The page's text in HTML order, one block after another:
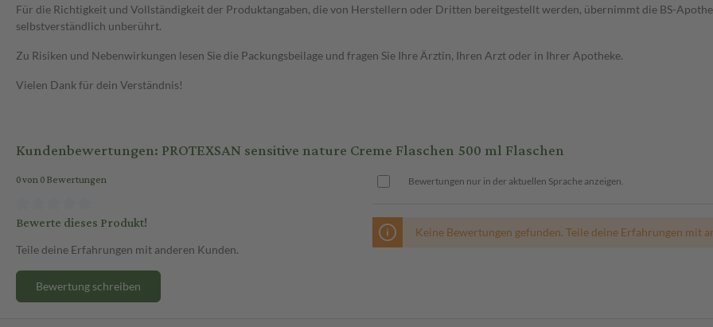
Für die Richtigkeit und Vollständigkeit der Produktangaben, die von Herstellern oder Dritten bereitgestellt werden, übernimmt die BS-
selbstverständlich unberührt.
Zu Risiken und Nebenwirkungen lesen Sie die Packungsbeilage und fragen Sie Ihre Ärztin, Ihren Arzt oder in Ihrer Apotheke.
Vielen Dank für dein Verständnis!
Kundenbewertungen: PROTEXSAN sensitive nature Creme Flaschen 500 ml Flaschen
0 von 0 Bewertungen
Bewerte dieses Produkt!
Teile deine Erfahrungen mit anderen Kunden.
Bewertung schreiben
Bewertungen nur in der aktuellen Sprache anzeigen.
Keine Bewertungen gefunden. Teile deine Erfahrungen mit